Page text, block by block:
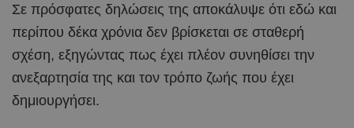
Σε πρόσφατες δηλώσεις της αποκάλυψε ότι εδώ και
περίπου δέκα χρόνια δεν βρίσκεται σε σταθερή
σχέση, εξηγώντας πως έχει πλέον συνηθίσει την
ανεξαρτησία της και τον τρόπο ζωής που έχει
δημιουργήσει.